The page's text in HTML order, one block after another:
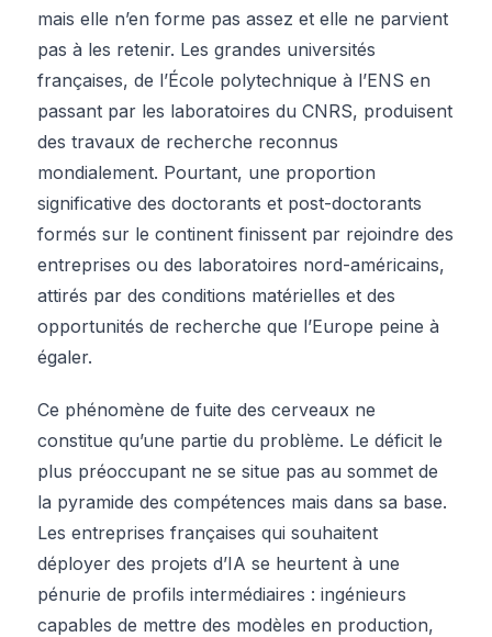
mais elle n’en forme pas assez et elle ne parvient
pas à les retenir. Les grandes universités
françaises, de l’École polytechnique à l’ENS en
passant par les laboratoires du CNRS, produisent
des travaux de recherche reconnus
mondialement. Pourtant, une proportion
significative des doctorants et post-doctorants
formés sur le continent finissent par rejoindre des
entreprises ou des laboratoires nord-américains,
attirés par des conditions matérielles et des
opportunités de recherche que l’Europe peine à
égaler.
Ce phénomène de fuite des cerveaux ne
constitue qu’une partie du problème. Le déficit le
plus préoccupant ne se situe pas au sommet de
la pyramide des compétences mais dans sa base.
Les entreprises françaises qui souhaitent
déployer des projets d’IA se heurtent à une
pénurie de profils intermédiaires : ingénieurs
capables de mettre des modèles en production,